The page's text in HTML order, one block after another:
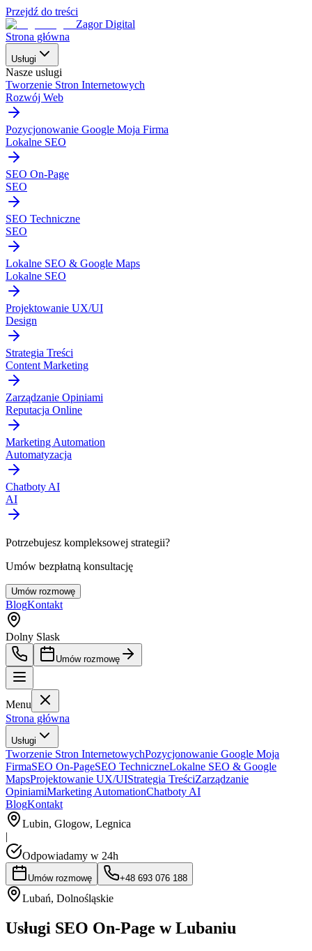
Przejdź do treści
Zagor Digital
Strona główna
Usługi
Nasze uslugi
Tworzenie Stron Internetowych
Rozwój Web
Pozycjonowanie Google Moja Firma
Lokalne SEO
SEO On-Page
SEO
SEO Techniczne
SEO
Lokalne SEO & Google Maps
Lokalne SEO
Projektowanie UX/UI
Design
Strategia Treści
Content Marketing
Zarządzanie Opiniami
Reputacja Online
Marketing Automation
Automatyzacja
Chatboty AI
AI
Potrzebujesz kompleksowej strategii?
Umów bezpłatną konsultację
Umów rozmowę
BlogKontakt
Dolny Slask
Umów rozmowę
Menu
Strona główna
Usługi
Tworzenie Stron InternetowychPozycjonowanie Google Moja
FirmaSEO On-PageSEO TechniczneLokalne SEO & Google
MapsProjektowanie UX/UIStrategia TreściZarządzanie
OpiniamiMarketing AutomationChatboty AI
BlogKontakt
Lubin, Glogow, Legnica
|
Odpowiadamy w 24h
Umów rozmowę +48 693 076 188
Lubań, Dolnośląskie
Usługi SEO On-Page w Lubaniu